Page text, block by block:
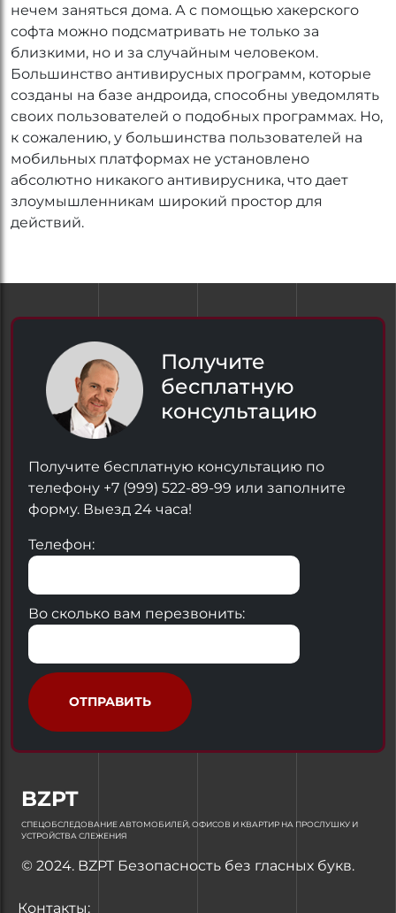
нечем заняться дома. А с помощью хакерского
софта можно подсматривать не только за
близкими, но и за случайным человеком.
Большинство антивирусных программ, которые
созданы на базе андроида, способны уведомлять
своих пользователей о подобных программах. Но,
к сожалению, у большинства пользователей на
мобильных платформах не установлено
абсолютно никакого антивирусника, что дает
злоумышленникам широкий простор для
действий.
Получите
бесплатную
консультацию
Получите бесплатную консультацию по
телефону +7 (999) 522-89-99 или заполните
форму. Выезд 24 часа!
Телефон:
Во сколько вам перезвонить:
ОТПРАВИТЬ
BZPT
СПЕЦОБСЛЕДОВАНИЕ АВТОМОБИЛЕЙ, ОФИСОВ И КВАРТИР НА ПРОСЛУШКУ И
УСТРОЙСТВА СЛЕЖЕНИЯ
© 2024. BZPT Безопасность без гласных букв.
Контакты: